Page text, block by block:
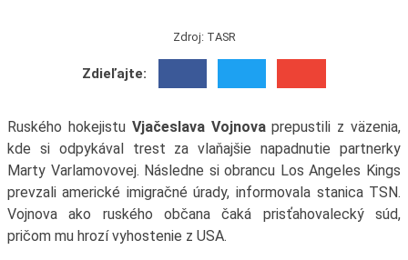
Zdroj: TASR
Zdieľajte:
Ruského hokejistu Vjačeslava Vojnovaprepustili z väzenia,
kde si odpykával trest za vlaňajšie napadnutie partnerky
Marty Varlamovovej. Následne si obrancu Los Angeles Kings
prevzali americké imigračné úrady, informovala stanica TSN.
Vojnova ako ruského občana čaká prisťahovalecký súd,
pričom mu hrozí vyhostenie z USA.